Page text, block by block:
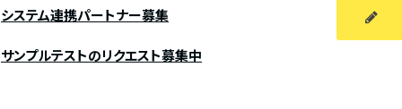
システム連携パートナー募集
サンプルテストのリクエスト募集中